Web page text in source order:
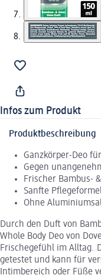
Infos zum Produkt
Produktbeschreibung
Ganzkörper-Deo
Gegen
Frischer Bambus-
Sanfte
Ohne
Durch den Duft von
Whole Body Deo von
Frischegefühl im Alltag.
getestet und kann für
Intimbereich oder Füße